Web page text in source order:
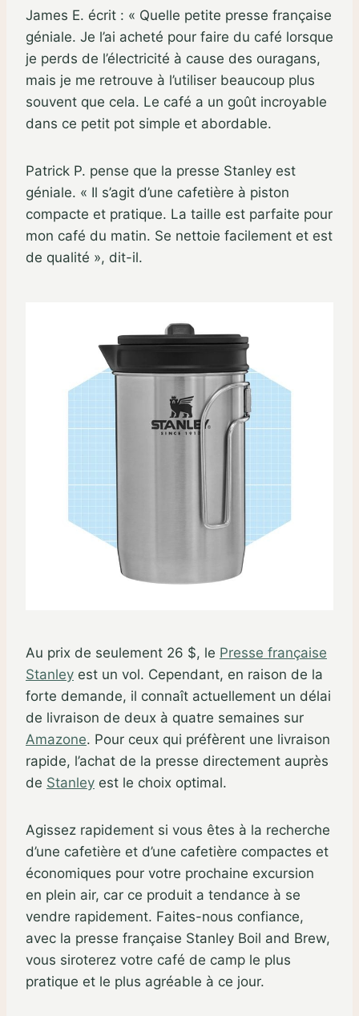
James E. écrit : « Quelle petite presse française
géniale. Je l’ai acheté pour faire du café lorsque
je perds de l’électricité à cause des ouragans,
mais je me retrouve à l’utiliser beaucoup plus
souvent que cela. Le café a un goût incroyable
dans ce petit pot simple et abordable.
Patrick P. pense que la presse Stanley est
géniale. « Il s’agit d’une cafetière à piston
compacte et pratique. La taille est parfaite pour
mon café du matin. Se nettoie facilement et est
de qualité », dit-il.
Au prix de seulement 26 $, le Presse française
Stanley est un vol. Cependant, en raison de la
forte demande, il connaît actuellement un délai
de livraison de deux à quatre semaines sur
Amazone. Pour ceux qui préfèrent une livraison
rapide, l’achat de la presse directement auprès
de Stanley est le choix optimal.
Agissez rapidement si vous êtes à la recherche
d’une cafetière et d’une cafetière compactes et
économiques pour votre prochaine excursion
en plein air, car ce produit a tendance à se
vendre rapidement. Faites-nous confiance,
avec la presse française Stanley Boil and Brew,
vous siroterez votre café de camp le plus
pratique et le plus agréable à ce jour.